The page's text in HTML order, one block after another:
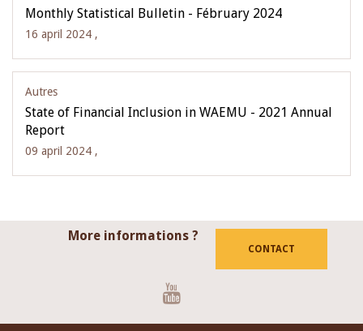
Monthly Statistical Bulletin - Fébruary 2024
16 april 2024 ,
Autres
State of Financial Inclusion in WAEMU - 2021 Annual
Report
09 april 2024 ,
More informations ?
CONTACT